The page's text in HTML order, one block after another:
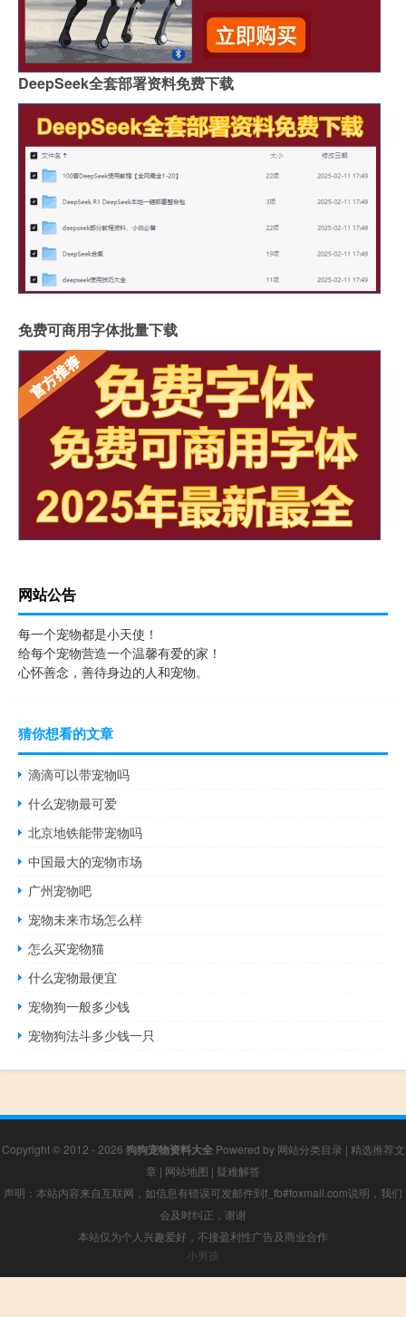
DeepSeek全套部署资料免费下载
免费可商用字体批量下载
网站公告
每一个宠物都是小天使！
给每个宠物营造一个温馨有爱的家！
心怀善念，善待身边的人和宠物。
猜你想看的文章
滴滴可以带宠物吗
什么宠物最可爱
北京地铁能带宠物吗
中国最大的宠物市场
广州宠物吧
宠物未来市场怎么样
怎么买宠物猫
什么宠物最便宜
宠物狗一般多少钱
宠物狗法斗多少钱一只
Copyright © 2012 - 2026 狗狗宠物资料大全Powered by 网站分类目录 | 精选推荐文
章 | 网站地图 | 疑难解答
声明：本站内容来自互联网，如信息有错误可发邮件到f_fb#foxmail.com说明，我们
会及时纠正，谢谢
本站仅为个人兴趣爱好，不接盈利性广告及商业合作
小男孩